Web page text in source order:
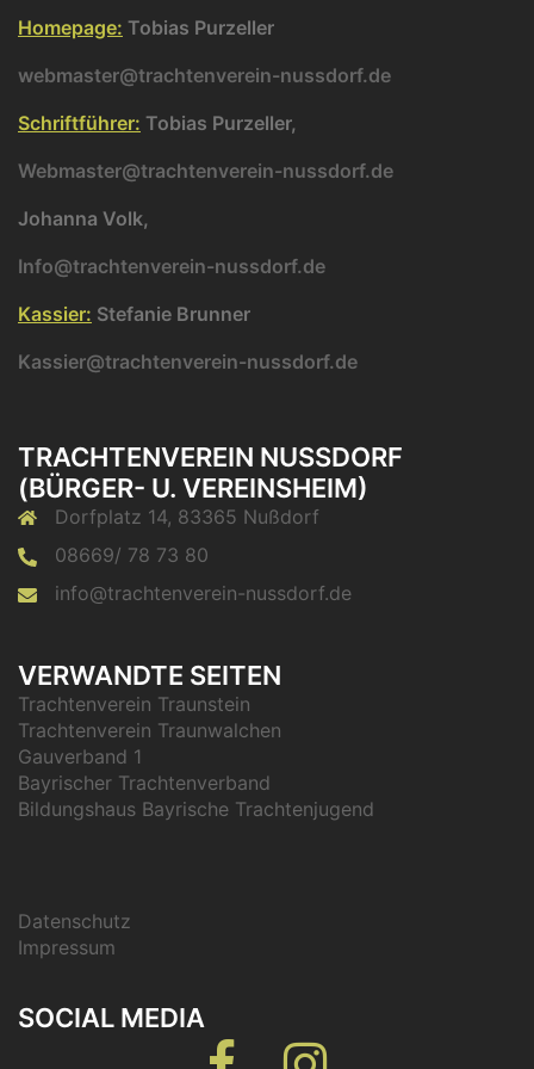
Homepage: Tobias Purzeller
webmaster@trachtenverein-nussdorf.de
Schriftführer: Tobias Purzeller,
Webmaster@trachtenverein-nussdorf.de
Johanna Volk,
Info@trachtenverein-nussdorf.de
Kassier: Stefanie Brunner
Kassier@trachtenverein-nussdorf.de
TRACHTENVEREIN NUSSDORF (
BÜRGER- U. VEREINSHEIM)
Dorfplatz 14, 83365 Nußdorf
08669/ 78 73 80
info@trachtenverein-nussdorf.de
VERWANDTE SEITEN
Trachtenverein Traunstein
Trachtenverein Traunwalchen
Gauverband 1
Bayrischer Trachtenverband
Bildungshaus Bayrische Trachtenjugend
Datenschutz
Impressum
SOCIAL MEDIA
FacebookInstagram